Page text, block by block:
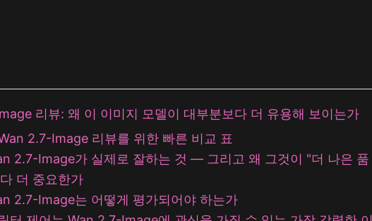
Video
3
2.5
Kling 2.6
2.5
2
Imagine
AI
리뷰: 왜 이 이미지 모델이 대부분보다 더 유용해 보이는가
2.7-Image 리뷰를 위한 빠른 비교 표
2.7-Image가 실제로 잘하는 것 — 그리고 왜 그것이 "더 나은 품
더 중요한가
2.7-Image는 어떻게 평가되어야 하는가